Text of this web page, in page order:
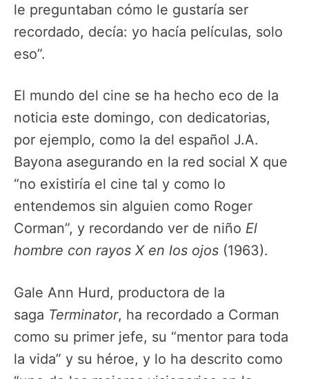
le preguntaban cómo le gustaría ser
recordado, decía: yo hacía películas, solo
eso”.
El mundo del cine se ha hecho eco de la
noticia este domingo, con dedicatorias,
por ejemplo, como la del español J.A.
Bayona asegurando en la red social X que
“no existiría el cine tal y como lo
entendemos sin alguien como Roger
Corman”, y recordando ver de niño El
hombre con rayos X en los ojos (1963).
Gale Ann Hurd, productora de la
saga Terminator, ha recordado a Corman
como su primer jefe, su “mentor para toda
la vida” y su héroe, y lo ha descrito como